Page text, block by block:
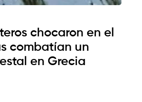
chocaron en el
combatían un
en Grecia